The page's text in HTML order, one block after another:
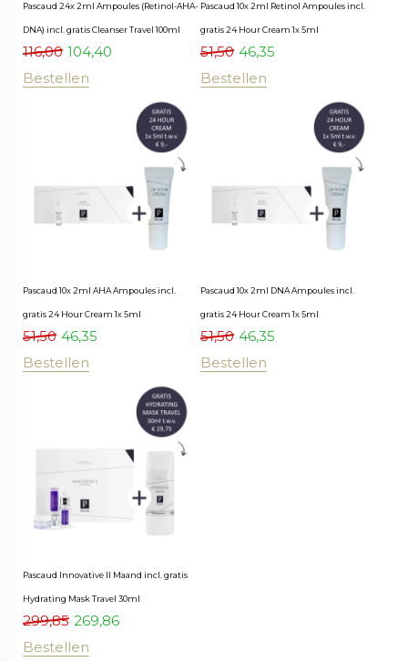
Pascaud 24x 2ml Ampoules (Retinol-AHA-
DNA) incl. gratis Cleanser Travel 100ml
116,00 104,40
Bestellen
Pascaud 10x 2ml Retinol Ampoules incl.
gratis 24 Hour Cream 1x 5ml
51,50 46,35
Bestellen
Pascaud 10x 2ml AHA Ampoules incl.
gratis 24 Hour Cream 1x 5ml
51,50 46,35
Bestellen
Pascaud 10x 2ml DNA Ampoules incl.
gratis 24 Hour Cream 1x 5ml
51,50 46,35
Bestellen
Pascaud Innovative II Maand incl. gratis
Hydrating Mask Travel 30ml
299,85 269,86
Bestellen